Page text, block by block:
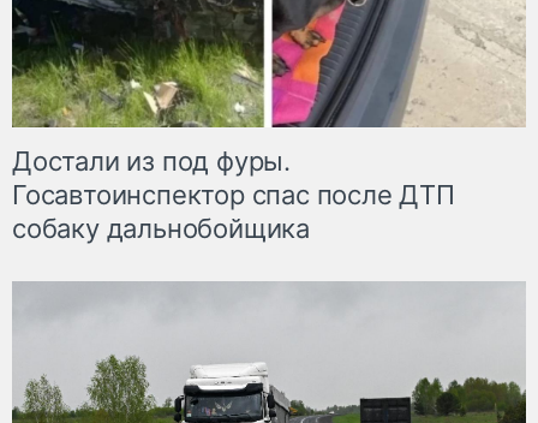
Достали из под фуры.
Госавтоинспектор спас после ДТП
собаку дальнобойщика